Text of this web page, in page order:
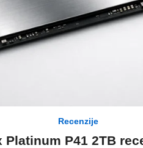
Recenzije
Platinum P41 2TB